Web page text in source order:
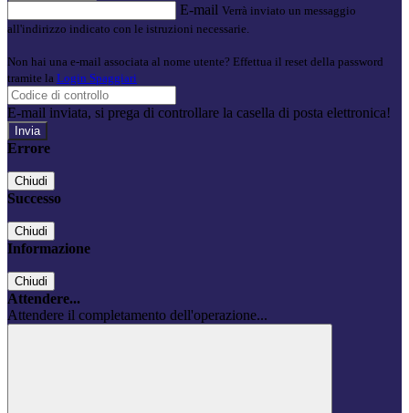
E-mail Verrà inviato un messaggio
all'indirizzo indicato con le istruzioni necessarie.
Non hai una e-mail associata al nome utente? Effettua il reset della password
tramite la Login Spaggiari
E-mail inviata, si prega di controllare la casella di posta elettronica!
Errore
Chiudi
Successo
Chiudi
Informazione
Chiudi
Attendere...
Attendere il completamento dell'operazione...